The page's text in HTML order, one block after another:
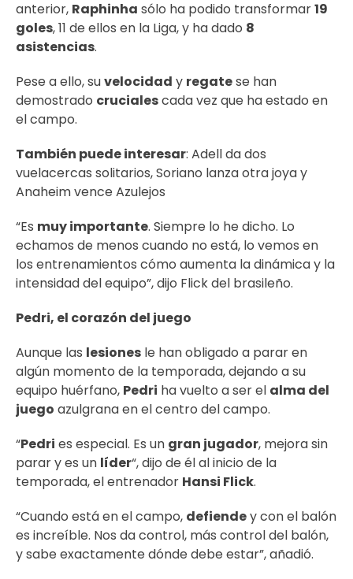
anterior, Raphinha sólo ha podido transformar19
goles, 11 de ellos en la Liga, y ha dado 8
asistencias.
Pese a ello, suvelocidad y regatese han
demostrado crucialescada vez que ha estado en
el campo.
También puede interesar: Adell da dos
vuelacercas solitarios, Soriano lanza otra joya y
Anaheim vence Azulejos
“Es muy importante. Siempre lo he dicho. Lo
echamos de menos cuando no está, lo vemos en
los entrenamientos cómo aumenta la dinámica y la
intensidad del equipo”, dijo Flick del brasileño.
Pedri, el corazón del juego
Aunque las lesiones le han obligado a parar en
algún momento de la temporada, dejando a su
equipo huérfano, Pedri ha vuelto a ser el alma del
juego azulgrana en el centro del campo.
“Pedri es especial. Es un gran jugador, mejora sin
parar y es un líder“, dijo de él al inicio de la
temporada, el entrenador Hansi Flick.
“Cuando está en el campo, defiendey con el balón
es increíble. Nos da control, más control del balón,
y sabe exactamente dónde debe estar”, añadió.